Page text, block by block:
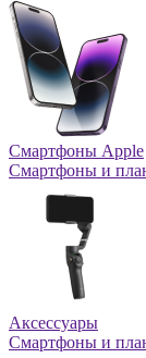
Смартфоны Apple
Смартфоны и
Аксессуары
Смартфоны и